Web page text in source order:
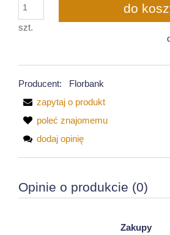
szt.
do
Producent:
Florbank
zapytaj o produkt
poleć znajomemu
dodaj opinię
Opinie o produkcie (0)
Zakupy